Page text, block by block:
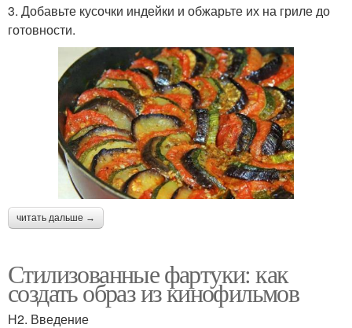
3. Добавьте кусочки индейки и обжарьте их на гриле до
готовности.
читать дальше →
Стилизованные фартуки: как
создать образ из кинофильмов
H2. Введение